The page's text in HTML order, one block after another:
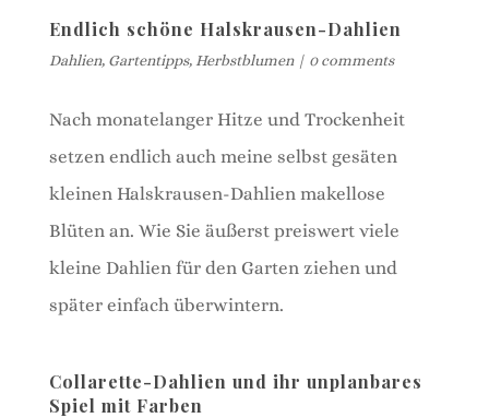
Endlich schöne Halskrausen-Dahlien
Dahlien, Gartentipps, Herbstblumen| 0 comments
Nach monatelanger Hitze und Trockenheit
setzen endlich auch meine selbst gesäten
kleinen Halskrausen-Dahlien makellose
Blüten an. Wie Sie äußerst preiswert viele
kleine Dahlien für den Garten ziehen und
später einfach überwintern.
Collarette-Dahlien und ihr unplanbares
Spiel mit Farben